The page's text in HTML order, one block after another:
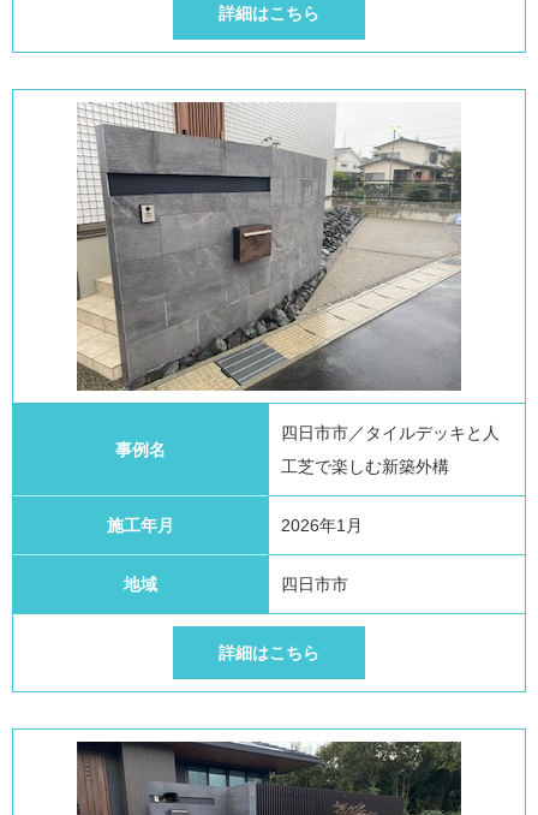
詳細はこちら
事例名
四日市市／タイルデッキと人
工芝で楽しむ新築外構
施工年月 2026年1月
地域 四日市市
詳細はこちら